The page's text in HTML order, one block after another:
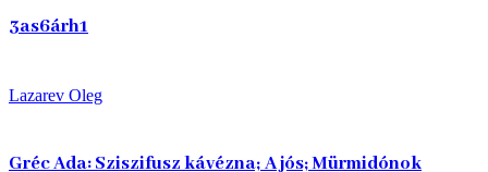
3as6árh1
Lazarev Oleg
Gréc Ada: Sziszifusz kávézna; A jós; Mürmidónok